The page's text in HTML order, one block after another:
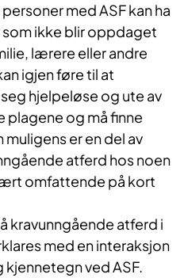
med ASF kan ha
ikke blir oppdaget
lærere eller andre
igjen føre til at
hjelpeløse og ute av
plagene og må finne
er en del av
atferd hos noen
omfattende på kort
kravunngående atferd i
med en interaksjon
ved ASF.